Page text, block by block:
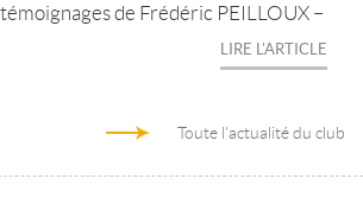
de Frédéric PEILLOUX –
LIRE L'ARTICLE
Toute l'actualité du club